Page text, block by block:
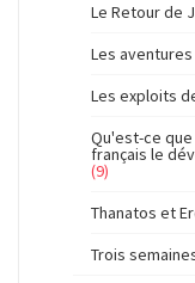
Le Retour de
Les
Les exploits
Qu'est-ce que
français le
(9)
Thanatos et
Trois